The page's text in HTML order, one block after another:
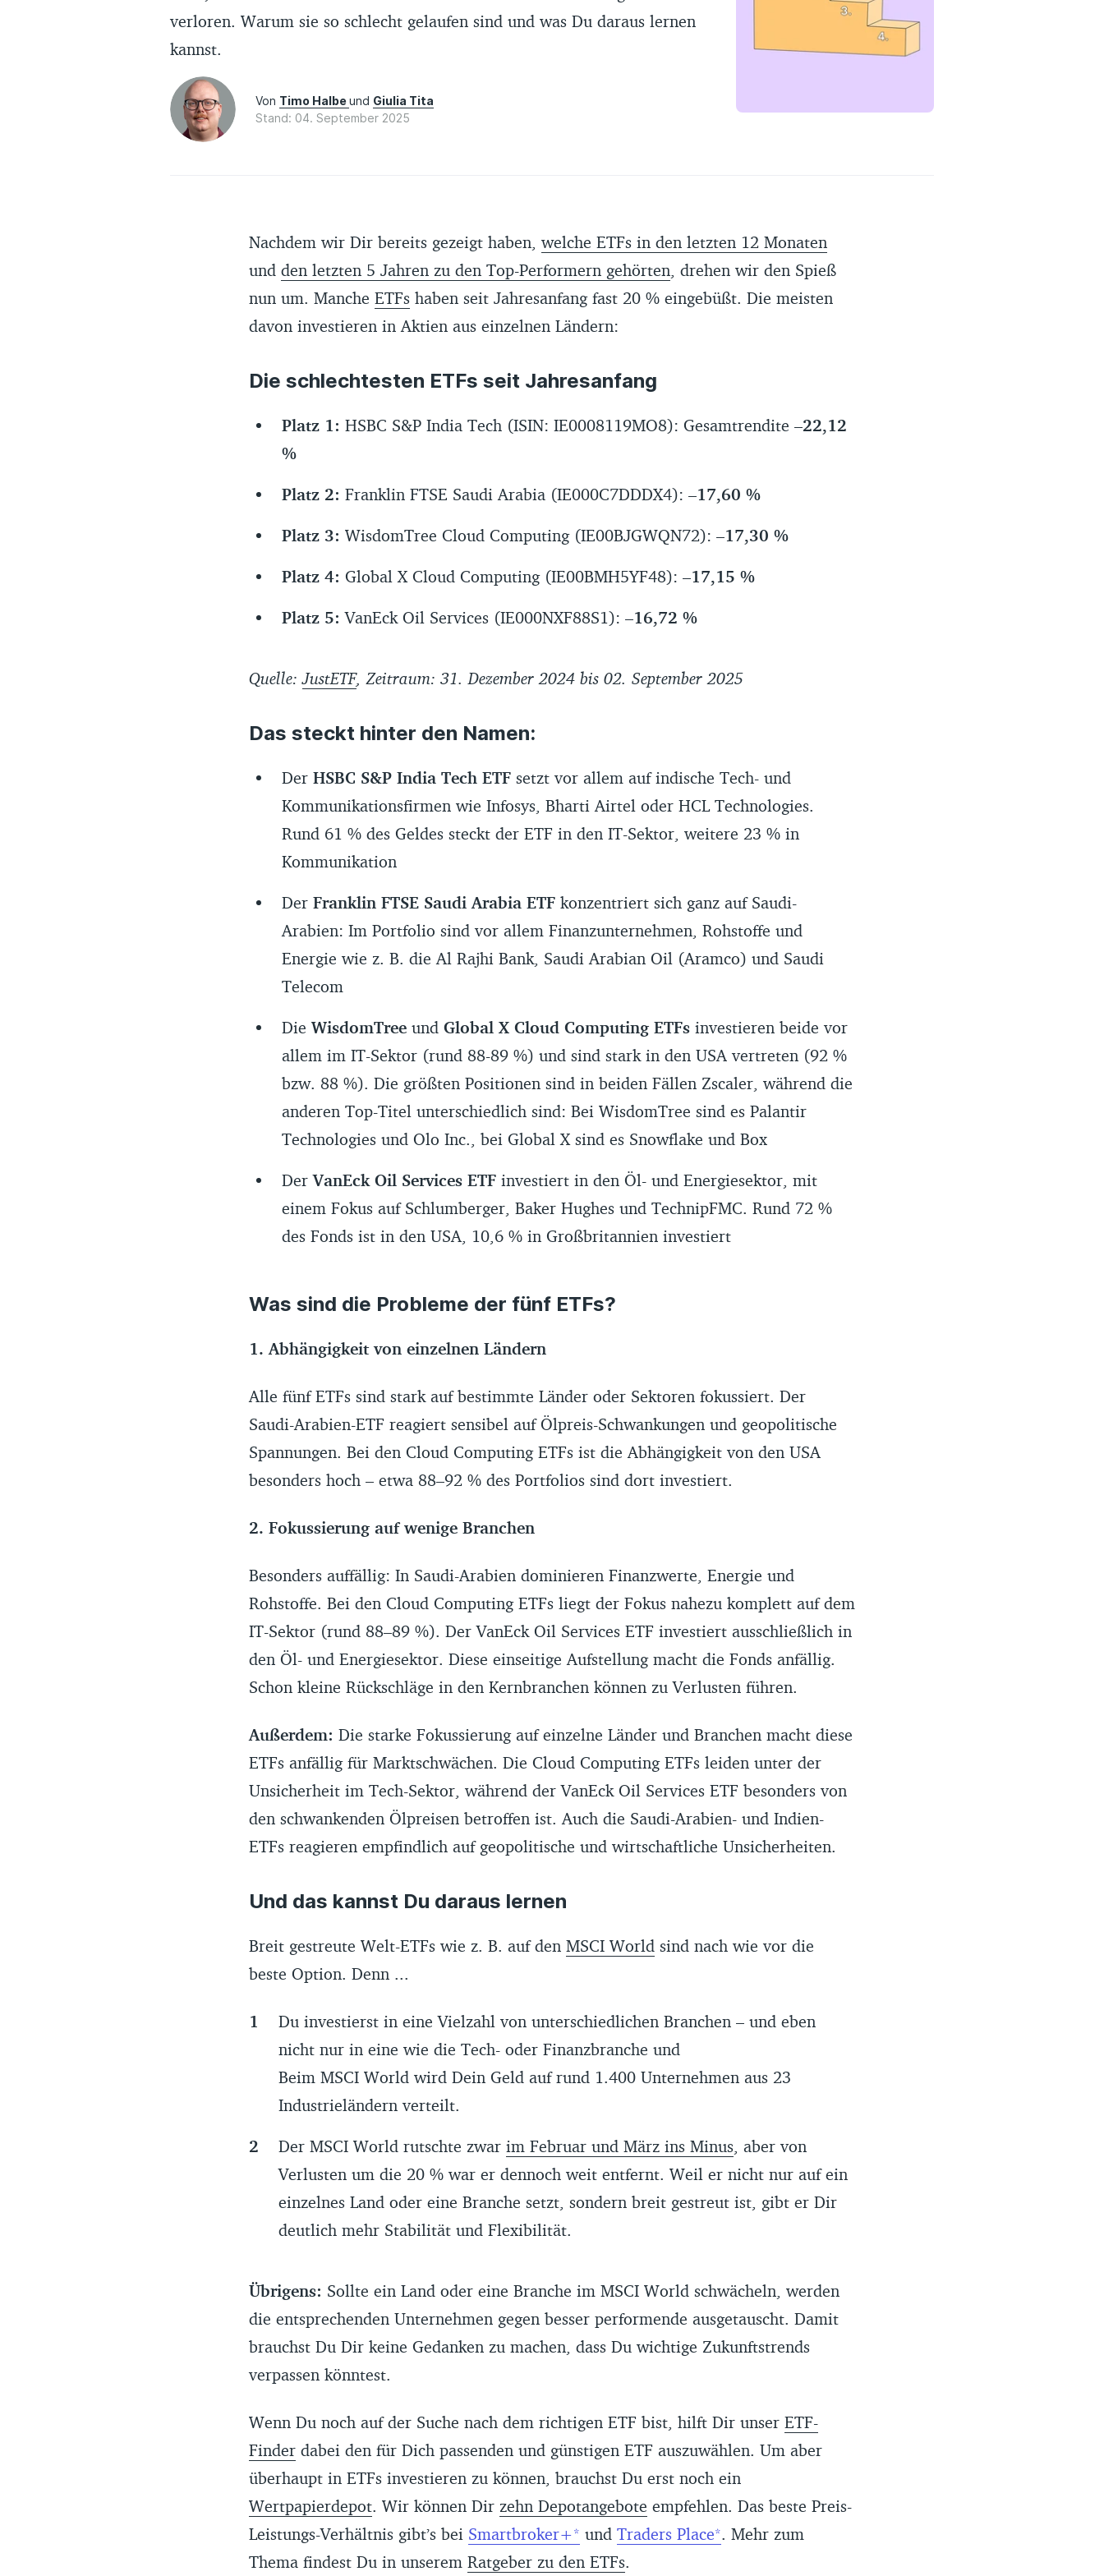
Academy
verloren. Warum sie so schlecht gelaufen sind und was Du daraus lernen
kannst.
Von Timo Halbeund Giulia Tita
Stand: 04. September 2025
Nachdem wir Dir bereits gezeigt haben, welche ETFs in den letzten 12 Monaten
und den letzten 5 Jahren zu den Top-Performern gehörten, drehen wir den Spieß
nun um. Manche ETFs haben seit Jahresanfang fast 20 % eingebüßt. Die meisten
davon investieren in Aktien aus einzelnen Ländern:
Die schlechtesten ETFs seit Jahresanfang
Platz 1: HSBC S&P India Tech (ISIN: IE0008119MO8): Gesamtrendite –22,12
%
Platz 2: Franklin FTSE Saudi Arabia (IE000C7DDDX4): –17,60 %
Platz 3: WisdomTree Cloud Computing (IE00BJGWQN72): –17,30 %
Platz 4: Global X Cloud Computing (IE00BMH5YF48): –17,15 %
Platz 5:VanEck Oil Services (IE000NXF88S1): –16,72 %
Quelle:JustETF, Zeitraum: 31. Dezember 2024 bis 02. September 2025
Das steckt hinter den Namen:
Der HSBC S&P India Tech ETFsetzt vor allem auf indische Tech- und
Kommunikationsfirmen wie Infosys, Bharti Airtel oder HCL Technologies.
Rund 61 % des Geldes steckt der ETF in den IT-Sektor, weitere 23 % in
Kommunikation
Der Franklin FTSE Saudi Arabia ETFkonzentriert sich ganz auf Saudi-
Arabien: Im Portfolio sind vor allem Finanzunternehmen, Rohstoffe und
Energie wie z. B. die Al Rajhi Bank, Saudi Arabian Oil (Aramco) und Saudi
Telecom
Die WisdomTreeund Global X Cloud Computing ETFsinvestieren beide vor
allem im IT-Sektor (rund 88-89 %) und sind stark in den USA vertreten (92 %
bzw. 88 %). Die größten Positionen sind in beiden Fällen Zscaler, während die
anderen Top-Titel unterschiedlich sind: Bei WisdomTree sind es Palantir
Technologies und Olo Inc., bei Global X sind es Snowflake und Box
DerVanEck Oil Services ETFinvestiert in den Öl- und Energiesektor, mit
einem Fokus auf Schlumberger, Baker Hughes und TechnipFMC. Rund 72 %
des Fonds ist in den USA, 10,6 % in Großbritannien investiert
Was sind die Probleme der fünf ETFs?
1. Abhängigkeit von einzelnen Ländern
Alle fünf ETFs sind stark auf bestimmte Länder oder Sektoren fokussiert. Der
Saudi-Arabien-ETF reagiert sensibel auf Ölpreis-Schwankungen und geopolitische
Spannungen. Bei den Cloud Computing ETFs ist die Abhängigkeit von den USA
besonders hoch – etwa 88–92 % des Portfolios sind dort investiert.
2. Fokussierung auf wenige Branchen
Besonders auffällig: In Saudi-Arabien dominieren Finanzwerte, Energie und
Rohstoffe. Bei den Cloud Computing ETFs liegt der Fokus nahezu komplett auf dem
IT-Sektor (rund 88–89 %). Der VanEck Oil Services ETF investiert ausschließlich in
den Öl- und Energiesektor. Diese einseitige Aufstellung macht die Fonds anfällig.
Schon kleine Rückschläge in den Kernbranchen können zu Verlusten führen.
Außerdem: Die starke Fokussierung auf einzelne Länder und Branchen macht diese
ETFs anfällig für Marktschwächen. Die Cloud Computing ETFs leiden unter der
Unsicherheit im Tech-Sektor, während der VanEck Oil Services ETF besonders von
den schwankenden Ölpreisen betroffen ist. Auch die Saudi-Arabien- und Indien-
ETFs reagieren empfindlich auf geopolitische und wirtschaftliche Unsicherheiten.
Und das kannst Du daraus lernen
Breit gestreute Welt-ETFs wie z. B. auf den MSCI Worldsind nach wie vor die
beste Option. Denn ...
Du investierst in eine Vielzahl von unterschiedlichen Branchen – und eben
nicht nur in eine wie die Tech- oder Finanzbranche und
Beim MSCI World wird Dein Geld auf rund 1.400 Unternehmen aus 23
Industrieländern verteilt.
Der MSCI World rutschte zwar im Februar und März ins Minus, aber von
Verlusten um die 20 % war er dennoch weit entfernt. Weil er nicht nur auf ein
einzelnes Land oder eine Branche setzt, sondern breit gestreut ist, gibt er Dir
deutlich mehr Stabilität und Flexibilität.
Übrigens: Sollte ein Land oder eine Branche im MSCI World schwächeln, werden
die entsprechenden Unternehmen gegen besser performende ausgetauscht. Damit
brauchst Du Dir keine Gedanken zu machen, dass Du wichtige Zukunftstrends
verpassen könntest.
Wenn Du noch auf der Suche nach dem richtigen ETF bist, hilft Dir unser ETF-
Finderdabei den für Dich passenden und günstigen ETF auszuwählen. Um aber
überhaupt in ETFs investieren zu können, brauchst Du erst noch ein
Wertpapierdepot. Wir können Dir zehn Depotangebote empfehlen. Das beste Preis-
Leistungs-Verhältnis gibt’s bei Smartbroker+ und Traders Place . Mehr zum
Thema findest Du in unserem Ratgeber zu den ETFs.